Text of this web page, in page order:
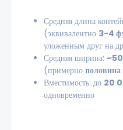
Средняя длина
(эквивалентно 3-4
уложенным друг на
Средняя ширина:
(примерно
Вместимость: до 20
одновременно